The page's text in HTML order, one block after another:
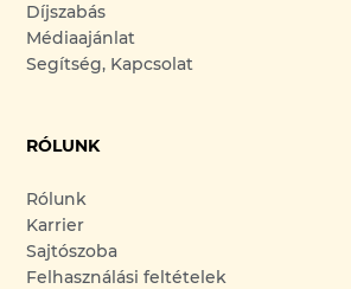
Díjszabás
Médiaajánlat
Segítség, Kapcsolat
RÓLUNK
Rólunk
Karrier
Sajtószoba
Felhasználási feltételek